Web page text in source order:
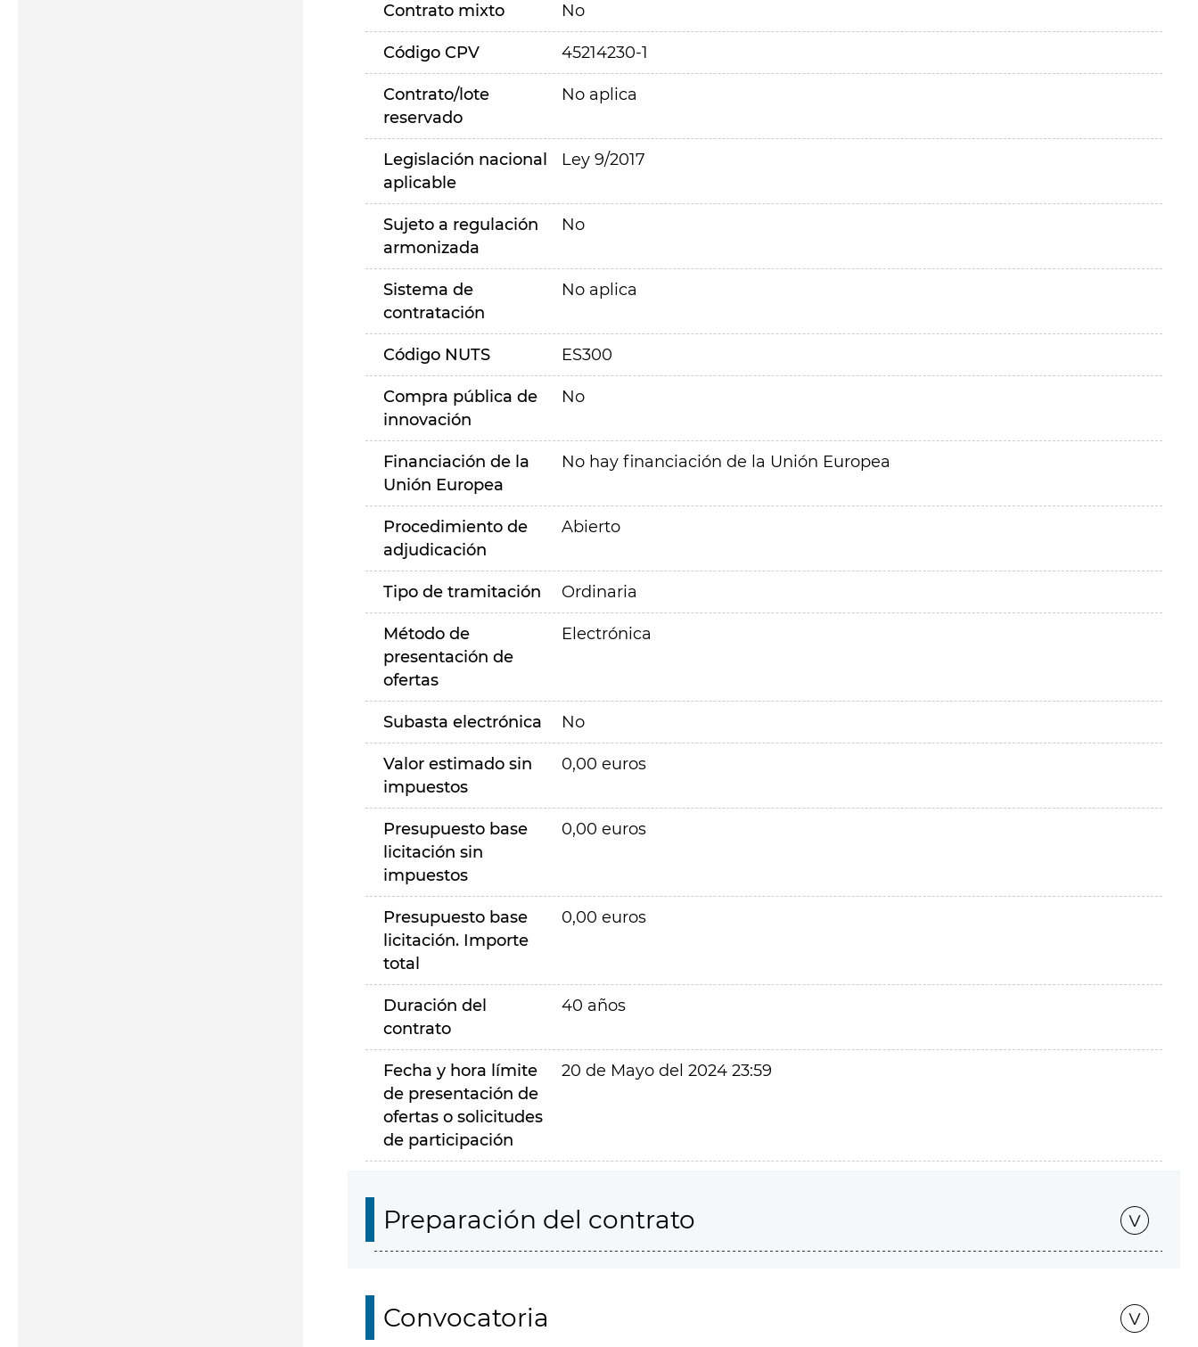
Contrato mixto No
Código CPV 45214230-1
Contrato/lote
reservado
No aplica
Legislación nacional
aplicable
Ley 9/2017
Sujeto a regulación
armonizada
No
Sistema de
contratación
No aplica
Código NUTS ES300
Compra pública de
innovación
No
Financiación de la
Unión Europea
No hay financiación de la Unión Europea
Procedimiento de
adjudicación
Abierto
Tipo de tramitación Ordinaria
Método de
presentación de
ofertas
Electrónica
Subasta electrónica No
Valor estimado sin
impuestos
0,00 euros
Presupuesto base
licitación sin
impuestos
0,00 euros
Presupuesto base
licitación. Importe
total
0,00 euros
Duración del
contrato
40 años
Fecha y hora límite
de presentación de
ofertas o solicitudes
de participación
20 de Mayo del 2024 23:59
Preparación del contrato
Convocatoria